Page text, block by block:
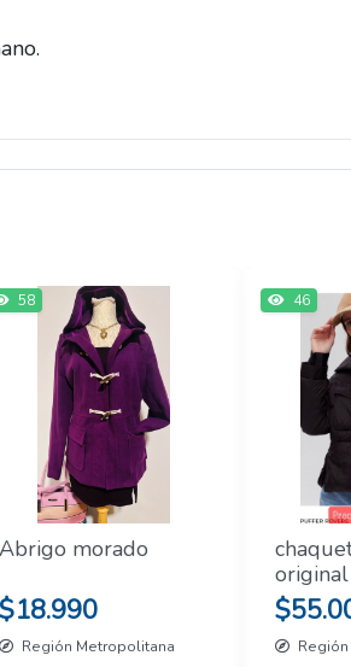
58
Abrigo morado
$18.990
Región Metropolitana
46